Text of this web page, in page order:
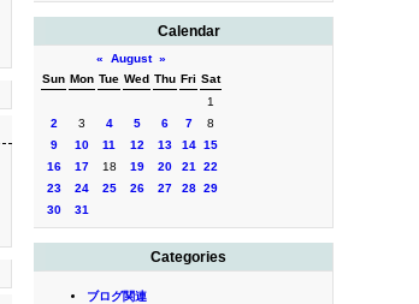
Calendar
« August »
Sun Mon Tue Wed Thu Fri Sat
1
2
3 4 5 6 7
8
9
10 11 12 13 14 15
16
17 18 19 20 21
22
23
24 25 26 27 28 29
30
31
Categories
ブログ関連